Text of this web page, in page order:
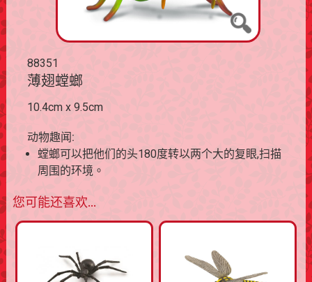
88351
薄翅螳螂
10.4cm x 9.5cm
动物趣闻:
螳螂可以把他们的头180度转以两个大的复眼,扫描
周围的环境。
您可能还喜欢…